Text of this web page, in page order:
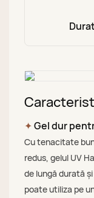
✦Gel dur
Cu tenacitate
redus, gelul UV
de lungă durată
poate utiliza pe